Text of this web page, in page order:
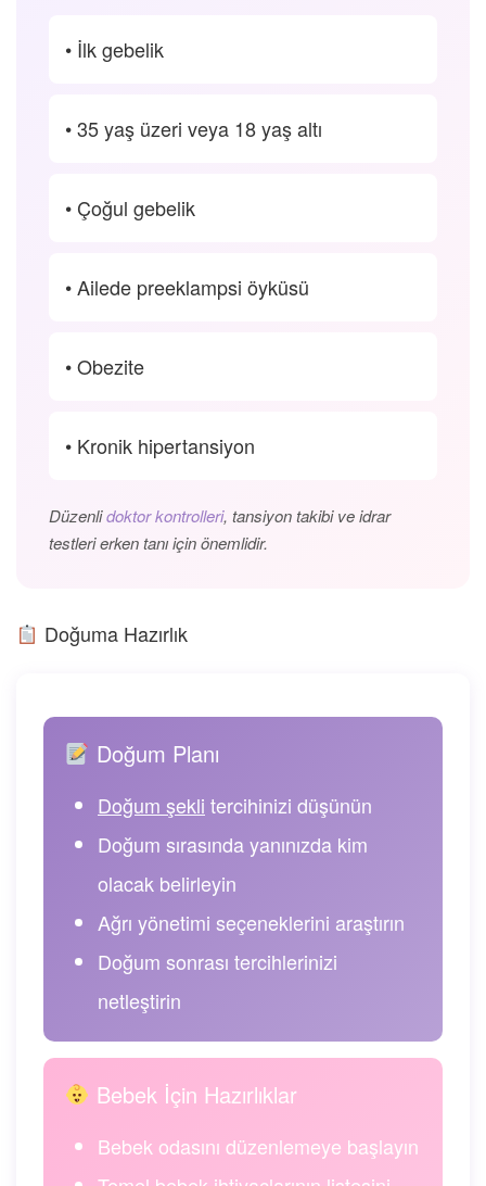
• İlk gebelik
• 35 yaş üzeri veya 18 yaş altı
• Çoğul gebelik
• Ailede preeklampsi öyküsü
• Obezite
• Kronik hipertansiyon
Düzenlidoktor kontrolleri, tansiyon takibi ve idrar
testleri erken tanı için önemlidir.
Doğuma Hazırlık
Doğum Planı
Doğum şekli tercihinizi düşünün
Doğum sırasında yanınızda kim
olacak belirleyin
Ağrı yönetimi seçeneklerini araştırın
Doğum sonrası tercihlerinizi
netleştirin
Bebek İçin Hazırlıklar
Bebek odasını düzenlemeye başlayın